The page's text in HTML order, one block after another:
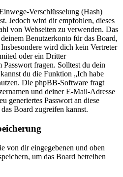
Verschlüsselung (Hash)
Jedoch wird dir empfohlen, dieses
von Webseiten zu verwenden. Das
Benutzerkonto für das Board,
wird dich kein Vertreter
oder ein Dritter
Passwort fragen. Solltest du dein
du die Funktion „Ich habe
Die phpBB-Software fragt
und deiner E-Mail-Adresse
generiertes Passwort an diese
Board zugreifen kannst.
von dir eingegebenen und oben
um das Board betreiben